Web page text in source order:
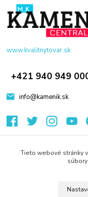
www.kvalitnytovar.sk
+421 940 949
info@kamenik.sk
Tieto webové stránky